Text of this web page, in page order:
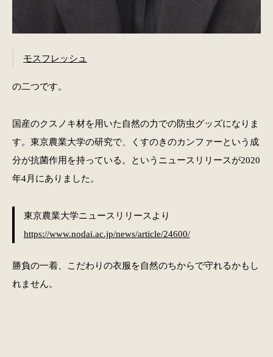
モスフレッシュ
の二つです。
国産のクスノキ材を用いた自然の力での防虫グッズになりま
す。東京農業大学の研究で、くすのきのカンファーという成
分が抗菌作用を持っている。というニュースリリースが2020
年4月にありました。
東京農業大学ニュースリリースより
https://www.nodai.ac.jp/news/article/24600/
勝負の一着、こだわりの衣服を自然のちからで守れるかもし
れません。